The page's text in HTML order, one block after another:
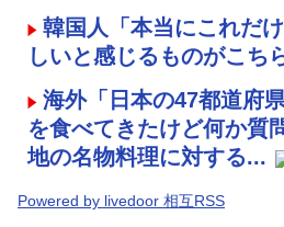
韓国人「本当にこれだ
しいと感じるものがこち
海外「日本の47都道府
を食べてきたけど何か質
地の名物料理に対する...
Powered by livedoor 相互RSS